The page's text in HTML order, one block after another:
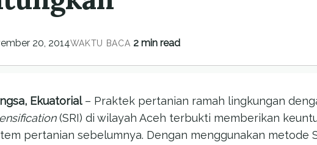
20, 2014WAKTU BACA 2 min read
Ekuatorial– Praktek pertanian ramah lingkungan
(SRI) di wilayah Aceh terbukti memberikan
pertanian sebelumnya. Dengan menggunakan metode